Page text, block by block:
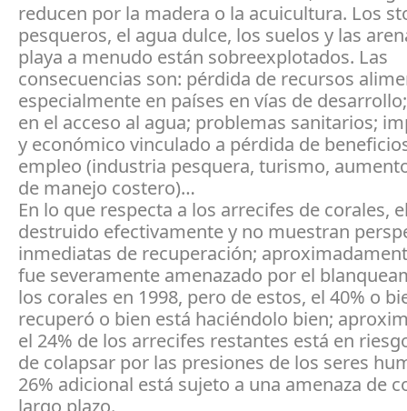
reducen por la madera o la acuicultura. Los
pesqueros, el agua dulce, los suelos y las
playa a menudo están sobreexplotados. Las
consecuencias son: pérdida de recursos
especialmente en países en vías de
en el acceso al agua; problemas sanitarios;
y económico vinculado a pérdida de
empleo (industria pesquera, turismo,
de manejo costero)…
En lo que respecta a los arrecifes de corales,
destruido efectivamente y no muestran
inmediatas de recuperación;
fue severamente amenazado por el
los corales en 1998, pero de estos, el 40% o
recuperó o bien está haciéndolo bien;
el 24% de los arrecifes restantes está en
de colapsar por las presiones de los seres
26% adicional está sujeto a una amenaza de